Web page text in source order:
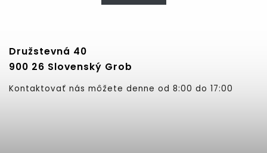
Družstevná 40
900 26 Slovenský Grob
Kontaktovať nás môžete denne od 8:00 do 17:00